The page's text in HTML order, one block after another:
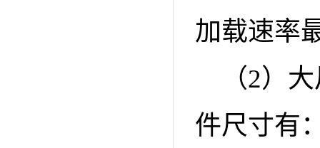
加载速率
（2）
件尺寸有